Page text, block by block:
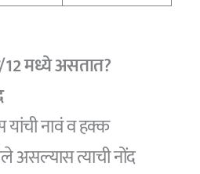
12 मध्ये असतात?
नावं व हक्क
असल्यास त्याची नोंद